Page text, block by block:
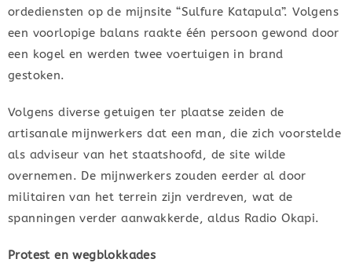
ordediensten op de mijnsite “Sulfure Katapula”. Volgens
een voorlopige balans raakte één persoon gewond door
een kogel en werden twee voertuigen in brand
gestoken.
Volgens diverse getuigen ter plaatse zeiden de
artisanale mijnwerkers dat een man, die zich voorstelde
als adviseur van het staatshoofd, de site wilde
overnemen. De mijnwerkers zouden eerder al door
militairen van het terrein zijn verdreven, wat de
spanningen verder aanwakkerde, aldus Radio Okapi.
Protest en wegblokkades